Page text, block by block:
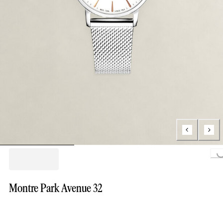
Montre Park Avenue 32